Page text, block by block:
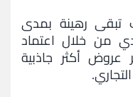
تبقى رهينة بمدى
من خلال اعتماد
عروض أكثر جاذبية